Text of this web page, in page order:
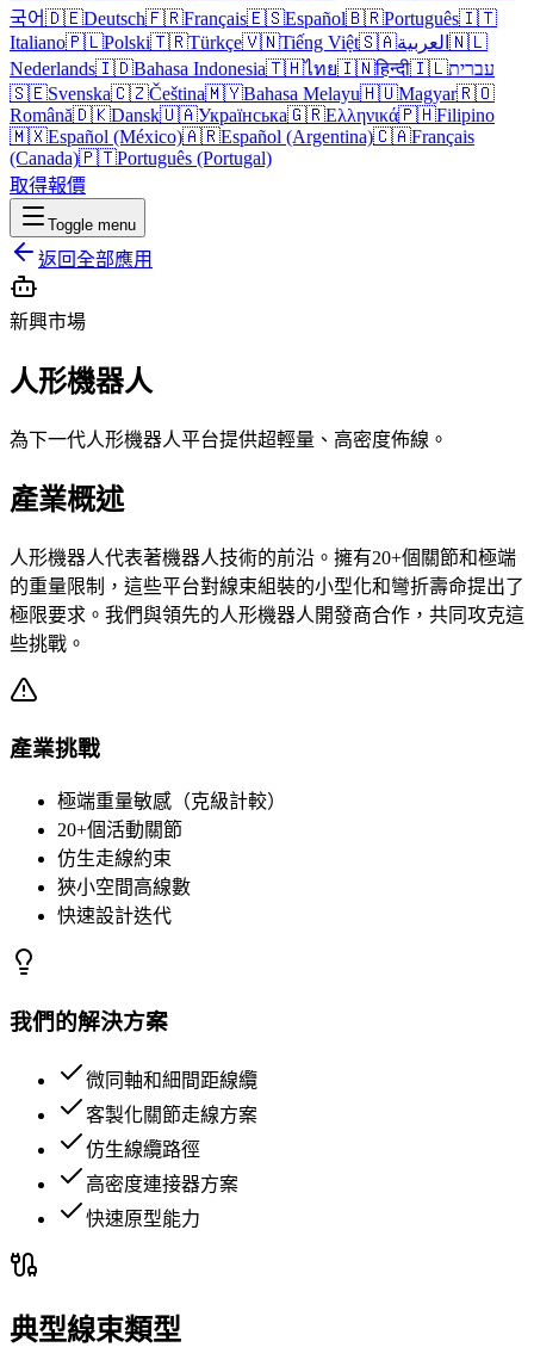
국어🇩🇪Deutsch🇫🇷Français🇪🇸Español🇧🇷Português🇮🇹
Italiano🇵🇱Polski🇹🇷Türkçe🇻🇳Tiếng Việt🇸🇦العربية 🇳🇱
Nederlands🇮🇩Bahasa Indonesia🇹🇭ไทย🇮🇳हिन्दी🇮🇱עברית
🇸🇪Svenska🇨🇿Čeština🇲🇾Bahasa Melayu🇭🇺Magyar🇷🇴
Română🇩🇰Dansk🇺🇦Українська🇬🇷Ελληνικά🇵🇭Filipino
🇲🇽Español (México)🇦🇷Español (Argentina)🇨🇦Français
(Canada)🇵🇹Português (Portugal)
取得報價
Toggle menu
返回全部應用
新興市場
人形機器人
為下一代人形機器人平台提供超輕量、高密度佈線。
產業概述
人形機器人代表著機器人技術的前沿。擁有20+個關節和極端
的重量限制，這些平台對線束組裝的小型化和彎折壽命提出了
極限要求。我們與領先的人形機器人開發商合作，共同攻克這
些挑戰。
產業挑戰
極端重量敏感（克級計較）
20+個活動關節
仿生走線約束
狹小空間高線數
快速設計迭代
我們的解決方案
微同軸和細間距線纜
客製化關節走線方案
仿生線纜路徑
高密度連接器方案
快速原型能力
典型線束類型